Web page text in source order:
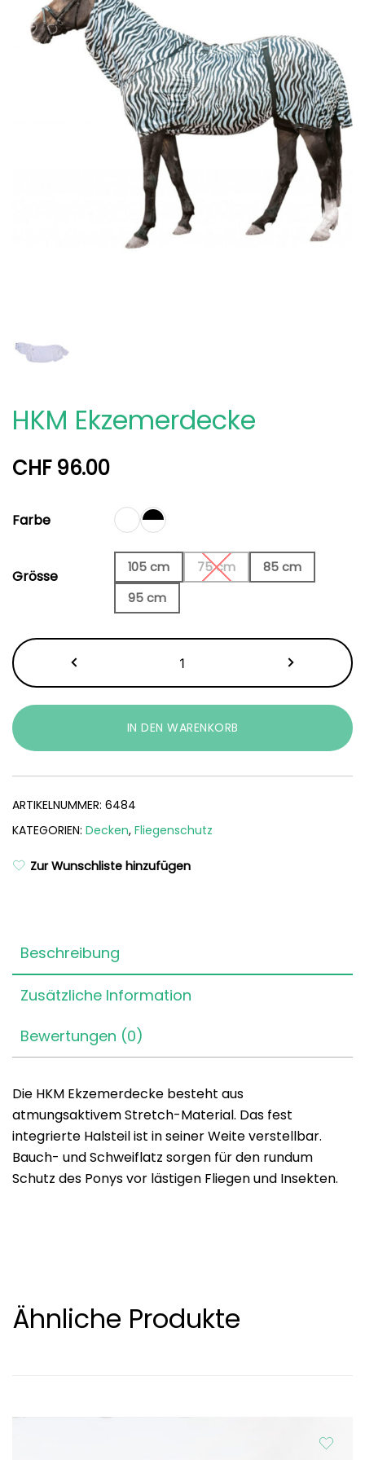
HKM Ekzemerdecke
CHF96.00
Farbe
Grösse 105 cm 75 cm
85 cm
95 cm
Ekzemerdecke
Menge
IN DEN WARENKORB
ARTIKELNUMMER: 6484
KATEGORIEN: Decken, Fliegenschutz
Zur Wunschliste hinzufügen
Beschreibung
Zusätzliche Information
Bewertungen (0)
Die HKM Ekzemerdecke besteht aus
atmungsaktivem Stretch-Material. Das fest
integrierte Halsteil ist in seiner Weite verstellbar.
Bauch- und Schweiflatz sorgen für den rundum
Schutz des Ponys vor lästigen Fliegen und Insekten.
Ähnliche Produkte